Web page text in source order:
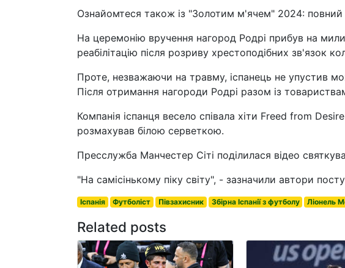
Ознайомтеся також із "Золотим м'ячем" 2024:
На церемонію вручення нагород Родрі прибув на
реабілітацію після розриву хрестоподібних зв'язок
Проте, незважаючи на травму, іспанець не упустив
Після отримання нагороди Родрі разом із
Компанія іспанця весело співала хіти Freed from
розмахував білою серветкою.
Пресслужба Манчестер Сіті поділилася відео
"На самісінькому піку світу", - зазначили автори
Іспанія Футболіст Півзахисник Збірна Іспанії з футболу Ліонель
Related posts